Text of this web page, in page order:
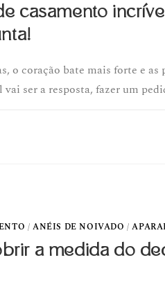
casamento
o coração bate mais forte e as
vai ser a resposta, fazer um
/ ANÉIS DE NOIVADO /
a medida do